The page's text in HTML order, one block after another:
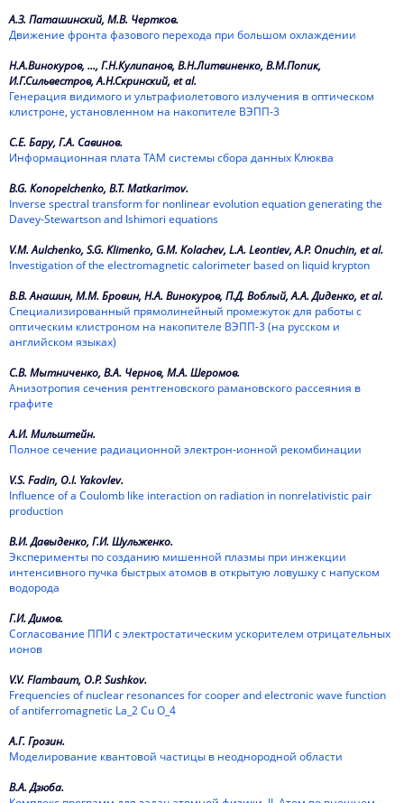
А.З. Паташинский, М.В. Чертков.
Движение фронта фазового перехода при большом охлаждении
Н.А.Винокуров, ..., Г.Н.Кулипанов, В.Н.Литвиненко, В.М.Попик,
И.Г.Сильвестров, А.Н.Скринский, et al.
Генерация видимого и ультрафиолетового излучения в оптическом
клистроне, установленном на накопителе ВЭПП-3
С.Е. Бару, Г.А. Савинов.
Информационная плата ТАМ системы сбора данных Клюква
B.G. Konopelchenko, B.T. Matkarimov.
Inverse spectral transform for nonlinear evolution equation generating the
Davey-Stewartson and Ishimori equations
V.M. Aulchenko, S.G. Klimenko, G.M. Kolachev, L.A. Leontiev, A.P. Onuchin, et al.
Investigation of the electromagnetic calorimeter based on liquid krypton
В.В. Анашин, М.М. Бровин, Н.А. Винокуров, П.Д. Воблый, А.А. Диденко, et al.
Специализированный прямолинейный промежуток для работы с
оптическим клистроном на накопителе ВЭПП-3 (на русском и
английском языках)
С.В. Мытниченко, В.А. Чернов, М.А. Шеромов.
Анизотропия сечения рентгеновского рамановского рассеяния в
графите
А.И. Мильштейн.
Полное сечение радиационной электрон-ионной рекомбинации
V.S. Fadin, O.I. Yakovlev.
Influence of a Coulomb like interaction on radiation in nonrelativistic pair
production
В.И. Давыденко, Г.И. Шульженко.
Эксперименты по созданию мишенной плазмы при инжекции
интенсивного пучка быстрых атомов в открытую ловушку с напуском
водорода
Г.И. Димов.
Согласование ППИ с электростатическим ускорителем отрицательных
ионов
V.V. Flambaum, O.P. Sushkov.
Frequencies of nuclear resonances for cooper and electronic wave function
of antiferromagnetic La_2 Cu O_4
А.Г. Грозин.
Моделирование квантовой частицы в неоднородной области
В.А. Дзюба.